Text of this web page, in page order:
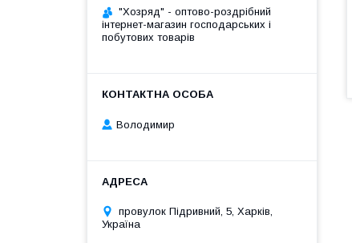
"Хозряд" - оптово-роздрібний
інтернет-магазин господарських і
побутових товарів
Володимир
провулок Підривний, 5, Харків,
Україна